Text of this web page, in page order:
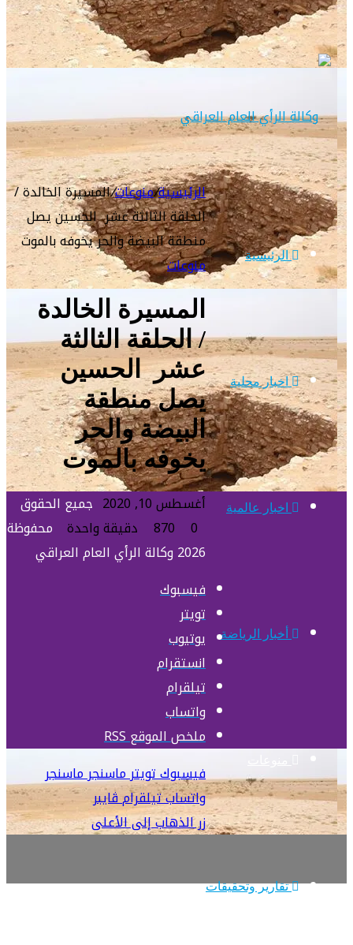
الرئيسية
اخبار محلية
اخبار عالمية
أخبار الرياضة
تقارير وتحقيقات
الرئيسية/منوعات/المسيرة الخالدة /
الحلقة الثالثة عشر الحسين يصل
منطقة البيضة والحر يخوفه بالموت
منوعات
المسيرة الخالدة
/ الحلقة الثالثة
عشر الحسين
يصل منطقة
البيضة والحر
يخوفه بالموت
أغسطس 10, 2020
0
دقيقة واحدة
جميع الحقوق
محفوظة
2026 وكالة الرأي العام العراقي
فيسبوك
تويتر
يوتيوب
انستقرام
تيلقرام
واتساب
ملخص الموقع RSS
فيسبوكتويترماسنجرماسنجر
واتسابتيلقرامڤايبر
زر الذهاب إلى الأعلى